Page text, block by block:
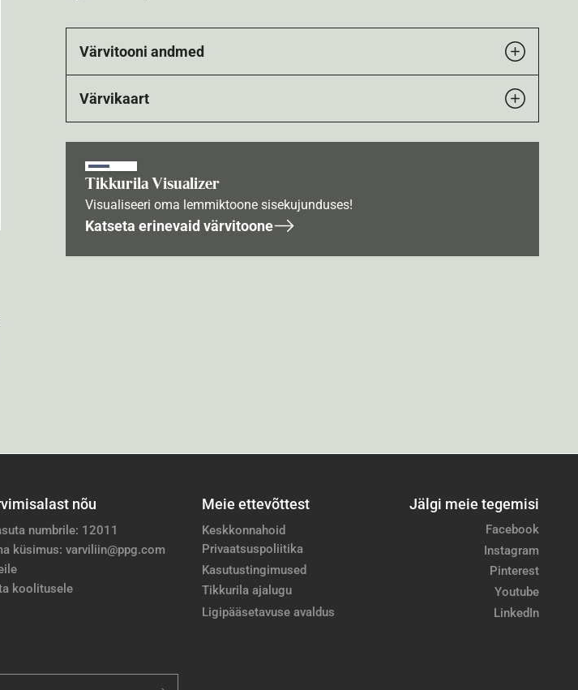
Värvitooni andmed
Värvikaart
Tikkurila Visualizer
Visualiseeri oma lemmiktoone sisekujunduses!
Katseta erinevaid värvitoone
nõu
numbrile: 12011
küsimus: varviliin@ppg.com
koolitusele
Meie ettevõttest
Keskkonnahoid
Privaatsuspoliitika
Kasutustingimused
Tikkurila ajalugu
Ligipääsetavuse avaldus
Jälgi meie tegemisi
Facebook
Instagram
Pinterest
Youtube
LinkedIn